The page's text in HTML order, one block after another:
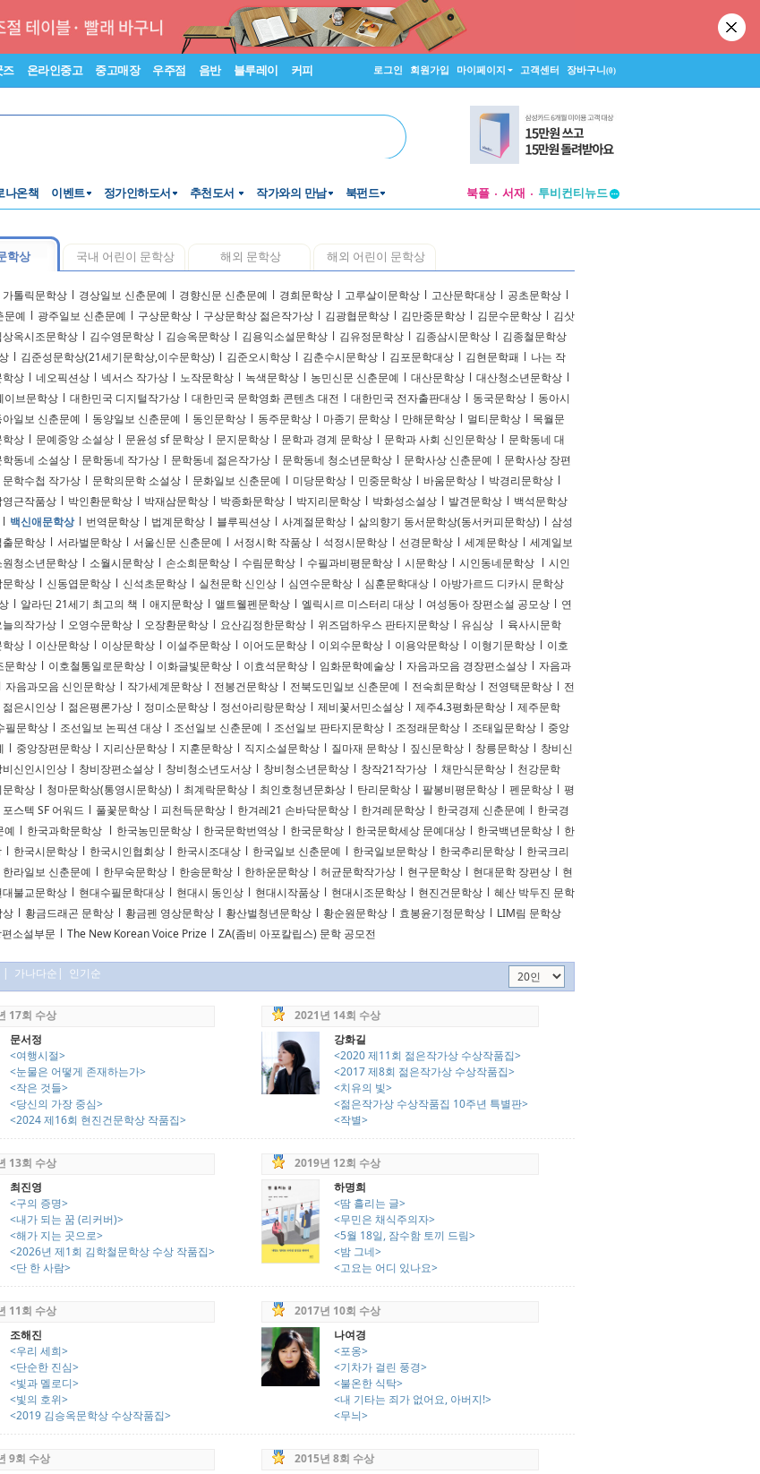
즈 온라인중고 중고매장 우주점 음반 블루레이 커피 로그인 회원가입 마이페이지 고객센터 장바구니(0)
나온책 이벤트 정가인하도서 추천도서 작가와의 만남 북펀드 북플 서재
투비컨티뉴드
학상 국내 어린이 문학상 해외 문학상 해외 어린이 문학상
가톨릭문학상 l 경상일보 신춘문예 l 경향신문 신춘문예 l 경희문학상 l 고루살이문학상 l 고산문학대상 l 공초문학상 l
문예 l 광주일보 신춘문예 l 구상문학상 l 구상문학상 젊은작가상 l 김광협문학상 l 김만중문학상 l 김문수문학상 l 김삿
상옥시조문학상 l 김수영문학상 l 김승옥문학상 l 김용익소설문학상 l 김유정문학상 l 김종삼시문학상 l 김종철문학상
l 김준성문학상(21세기문학상,이수문학상) l 김준오시학상 l 김춘수시문학상 l 김포문학대상 l 김현문학패 l 나는 작
학상 l 네오픽션상 l 넥서스 작가상 l 노작문학상 l 녹색문학상 l 농민신문 신춘문예 l 대산문학상 l 대산청소년문학상 l
이브문학상 l 대한민국 디지털작가상 l 대한민국 문학영화 콘텐츠 대전 l 대한민국 전자출판대상 l 동국문학상 l 동아시
아일보 신춘문예 l 동양일보 신춘문예 l 동인문학상 l 동주문학상 l 마종기 문학상 l 만해문학상 l 멀티문학상 l 목월문
학상 l 문예중앙 소설상 l 문윤성 sf 문학상 l 문지문학상 l 문학과 경계 문학상 l 문학과 사회 신인문학상 l 문학동네 대
학동네 소설상 l 문학동네 작가상 l 문학동네 젊은작가상 l 문학동네 청소년문학상 l 문학사상 신춘문예 l 문학사상 장편
문학수첩 작가상 l 문학의문학 소설상 l 문화일보 신춘문예 l 미당문학상 l 민중문학상 l 바움문학상 l 박경리문학상 l
영근작품상 l 박인환문학상 l 박재삼문학상 l 박종화문학상 l 박지리문학상 l 박화성소설상 l 발견문학상 l 백석문학상
l 백신애문학상 l 번역문학상 l 법계문학상 l 블루픽션상 l 사계절문학상 l 삶의향기 동서문학상(동서커피문학상) l 삼성
출문학상 l 서라벌문학상 l 서울신문 신춘문예 l 서정시학 작품상 l 석정시문학상 l 선경문학상 l 세계문학상 l 세계일보
원청소년문학상 l 소월시문학상 l 손소희문학상 l 수림문학상 l 수필과비평문학상 l 시문학상 l 시인동네문학상 l 시인
문학상 l 신동엽문학상 l 신석초문학상 l 실천문학 신인상 l 심연수문학상 l 심훈문학대상 l 아방가르드 디카시 문학상
l 알라딘 21세기 최고의 책 l 애지문학상 l 앨트웰펜문학상 l 엘릭시르 미스터리 대상 l 여성동아 장편소설 공모상 l 연
늘의작가상 l 오영수문학상 l 오장환문학상 l 요산김정한문학상 l 위즈덤하우스 판타지문학상 l 유심상 l 육사시문학
학상 l 이산문학상 l 이상문학상 l 이설주문학상 l 이어도문학상 l 이외수문학상 l 이용악문학상 l 이형기문학상 l 이호
문학상 l 이호철통일로문학상 l 이화글빛문학상 l 이효석문학상 l 임화문학예술상 l 자음과모음 경장편소설상 l 자음과
자음과모음 신인문학상 l 작가세계문학상 l 전봉건문학상 l 전북도민일보 신춘문예 l 전숙희문학상 l 전영택문학상 l 전
젊은시인상 l 젊은평론가상 l 정미소문학상 l 정선아리랑문학상 l 제비꽃서민소설상 l 제주4.3평화문학상 l 제주문학
필문학상 l 조선일보 논픽션 대상 l 조선일보 신춘문예 l 조선일보 판타지문학상 l 조정래문학상 l 조태일문학상 l 중앙
l 중앙장편문학상 l 지리산문학상 l 지훈문학상 l 직지소설문학상 l 질마재 문학상 l 짚신문학상 l 창릉문학상 l 창비신
비신인시인상 l 창비장편소설상 l 창비청소년도서상 l 창비청소년문학상 l 창작21작가상 l 채만식문학상 l 천강문학
문학상 l 청마문학상(통영시문학상) l 최계락문학상 l 최인호청년문화상 l 탄리문학상 l 팔봉비평문학상 l 펜문학상 l 평
포스텍 SF 어워드 l 풀꽃문학상 l 피천득문학상 l 한겨레21 손바닥문학상 l 한겨레문학상 l 한국경제 신춘문예 l 한국경
예 l 한국과학문학상 l 한국농민문학상 l 한국문학번역상 l 한국문학상 l 한국문학세상 문예대상 l 한국백년문학상 l 한
l 한국시문학상 l 한국시인협회상 l 한국시조대상 l 한국일보 신춘문예 l 한국일보문학상 l 한국추리문학상 l 한국크리
한라일보 신춘문예 l 한무숙문학상 l 한송문학상 l 한하운문학상 l 허균문학작가상 l 현구문학상 l 현대문학 장편상 l 현
대불교문학상 l 현대수필문학대상 l 현대시 동인상 l 현대시작품상 l 현대시조문학상 l 현진건문학상 l 혜산 박두진 문학
상 l 황금드래곤 문학상 l 황금펜 영상문학상 l 황산벌청년문학상 l 황순원문학상 l 효봉윤기정문학상 l LIM림 문학상
소설부문 l The New Korean Voice Prize l ZA(좀비 아포칼립스) 문학 공모전
| 가나다순 | 인기순
17회 수상
문서정
<여행시절>
<눈물은 어떻게 존재하는가>
<작은 것들>
<당신의 가장 중심>
<2024 제16회 현진건문학상 작품집>
2021년 14회 수상
강화길
<2020 제11회 젊은작가상 수상작품집>
<2017 제8회 젊은작가상 수상작품집>
<치유의 빛>
<젊은작가상 수상작품집 10주년 특별판>
<작별>
13회 수상
최진영
<구의 증명>
<내가 되는 꿈 (리커버)>
<해가 지는 곳으로>
<2026년 제1회 김학철문학상 수상 작품집>
<단 한 사람>
2019년 12회 수상
하명희
<땀 흘리는 글>
<무민은 채식주의자>
<5월 18일, 잠수함 토끼 드림>
<밤 그네>
<고요는 어디 있나요>
11회 수상
조해진
<우리 세희>
<단순한 진심>
<빛과 멜로디>
<빛의 호위>
<2019 김승옥문학상 수상작품집>
2017년 10회 수상
나여경
<포옹>
<기차가 걸린 풍경>
<불온한 식탁>
<내 기타는 죄가 없어요, 아버지!>
<무늬>
9회 수상
2015년 8회 수상